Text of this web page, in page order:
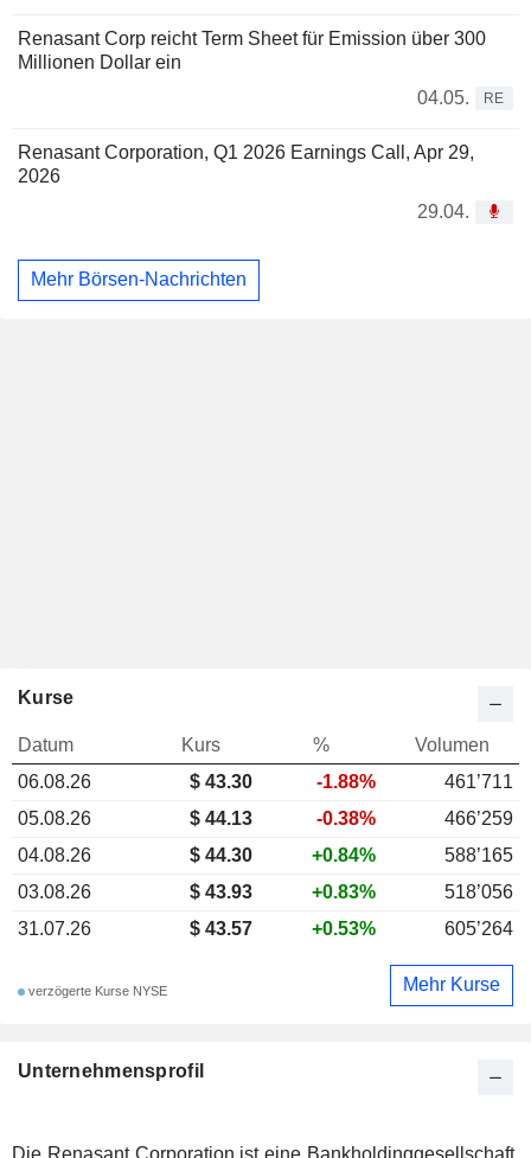
Renasant Corp reicht Term Sheet für Emission über 300
Millionen Dollar ein
04.05.
RE
Renasant Corporation, Q1 2026 Earnings Call, Apr 29,
2026
29.04.
Mehr Börsen-Nachrichten
Unternehmensprofil
Die Renasant Corporation ist eine Bankholdinggesellschaft.
Kurse
Datum Kurs %
Volumen
06.08.26
$ 43.30 -1.88%
461’711
05.08.26
$ 44.13 -0.38%
466’259
04.08.26
$ 44.30 +0.84%
588’165
03.08.26
$ 43.93 +0.83%
518’056
31.07.26
$ 43.57 +0.53% 605’264
verzögerte Kurse NYSE Mehr Kurse